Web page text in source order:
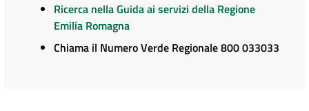
Ricerca nella Guida ai servizi della Regione
Emilia Romagna
Chiama il Numero Verde Regionale 800 033033